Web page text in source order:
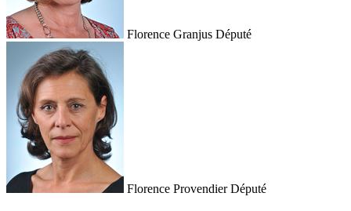
Florence Granjus Député
Florence Provendier Député